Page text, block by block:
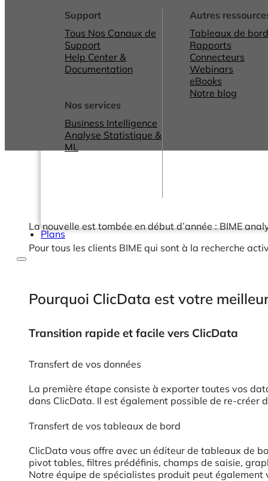
Support
Tous Nos Canaux de
Support
Help Center &
Documentation
Nos services
Business Intelligence
Analyse Statistique &
ML
Autres
Tableaux de
Rapports
Connecteurs
Webinars
eBooks
Notre blog
Plans
La nouvelle est tombée en début d’année : BIME
Pour tous les clients BIME qui sont à la recherche
Pourquoi ClicData est votre
Transition rapide et facile vers ClicData
Transfert de vos données
La première étape consiste à exporter toutes vos
dans ClicData. Il est également possible de re-créer
Transfert de vos tableaux de bord
ClicData vous offre avec un éditeur de tableaux de
pivot tables, filtres prédéfinis, champs de saisie,
Notre équipe de spécialistes produit peut également